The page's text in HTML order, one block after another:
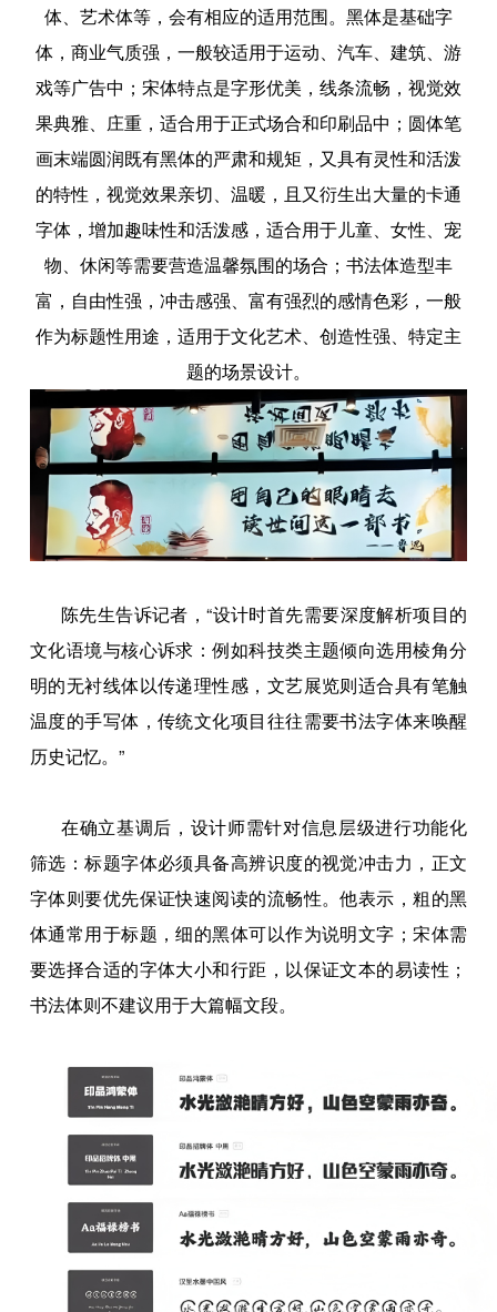
体、艺术体等，会有相应的适用范围。黑体是基础字
体，商业气质强，一般较适用于运动、汽车、建筑、游
戏等广告中；宋体特点是字形优美，线条流畅，视觉效
果典雅、庄重，适合用于正式场合和印刷品中；圆体笔
画末端圆润既有黑体的严肃和规矩，又具有灵性和活泼
的特性，视觉效果亲切、温暖，且又衍生出大量的卡通
字体，增加趣味性和活泼感，适合用于儿童、女性、宠
物、休闲等需要营造温馨氛围的场合；书法体造型丰
富，自由性强，冲击感强、富有强烈的感情色彩，一般
作为标题性用途，适用于文化艺术、创造性强、特定主
题的场景设计。
陈先生告诉记者，“设计时首先需要深度解析项目的
文化语境与核心诉求：例如科技类主题倾向选用棱角分
明的无衬线体以传递理性感，文艺展览则适合具有笔触
温度的手写体，传统文化项目往往需要书法字体来唤醒
历史记忆。”
在确立基调后，设计师需针对信息层级进行功能化
筛选：标题字体必须具备高辨识度的视觉冲击力，正文
字体则要优先保证快速阅读的流畅性。他表示，粗的黑
体通常用于标题，细的黑体可以作为说明文字；宋体需
要选择合适的字体大小和行距，以保证文本的易读性；
书法体则不建议用于大篇幅文段。